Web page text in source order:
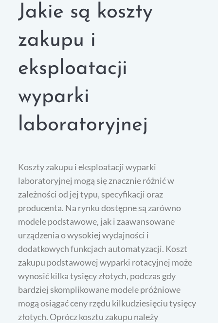
Jakie są koszty
zakupu i
eksploatacji
wyparki
laboratoryjnej
Koszty zakupu i eksploatacji wyparki
laboratoryjnej mogą się znacznie różnić w
zależności od jej typu, specyfikacji oraz
producenta. Na rynku dostępne są zarówno
modele podstawowe, jak i zaawansowane
urządzenia o wysokiej wydajności i
dodatkowych funkcjach automatyzacji. Koszt
zakupu podstawowej wyparki rotacyjnej może
wynosić kilka tysięcy złotych, podczas gdy
bardziej skomplikowane modele próżniowe
mogą osiągać ceny rzędu kilkudziesięciu tysięcy
złotych. Oprócz kosztu zakupu należy